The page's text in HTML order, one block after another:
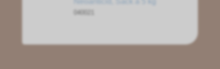
040021